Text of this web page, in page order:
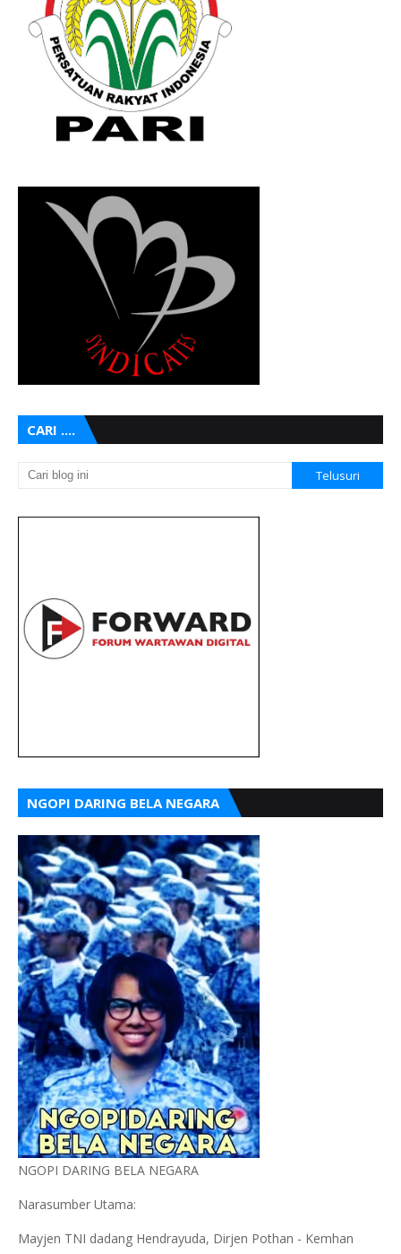
CARI ....
NGOPI DARING BELA NEGARA
NGOPI DARING BELA NEGARA
Narasumber Utama:
Mayjen TNI dadang Hendrayuda, Dirjen Pothan - Kemhan